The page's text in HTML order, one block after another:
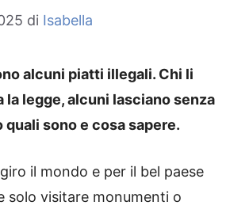
di Isabella
alcuni piatti illegali. Chi li
la legge, alcuni lasciano senza
quali sono e cosa sapere.
il mondo e per il bel paese
solo visitare monumenti o